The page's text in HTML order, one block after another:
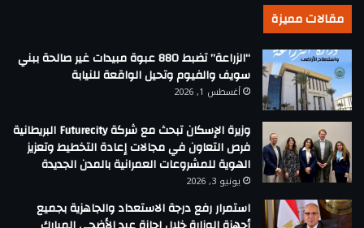
مقالات مميزة
“الزراعة” تضبط 880 عبوة مبيدات غير صالحة ببني
سويف والفيوم وتحيل الواقعة للنيابة
أغسطس 1, 2026
وزيرة الإسكان تبحث مع شركة Futurecity البريطانية
فرص التعاون في مجالات إعادة التخطيط وتعزيز
الهوية للمشروعات العمرانية بالمدن الجديدة
يونيو 3, 2026
استمرار رفع درجة الاستعداد والجاهزية بجميع